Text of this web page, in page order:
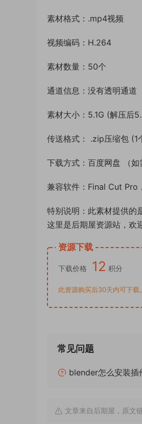
素材格式：.mp4视频
视频编码：H.264
素材数量：50个
通道信息：没有透明通道
素材大小：5.1G (解压后
传送格式： .zip压缩包 (1
下载方式：百度网盘 （如
兼容软件：Final Cut Pro
特别说明：此素材提供的
这里是后期屋资源站，欢
资源下载
下载价格 12 积分
此资源购买后30天内可下
常见问题
blender怎么安装插
文章来自后期屋，原文